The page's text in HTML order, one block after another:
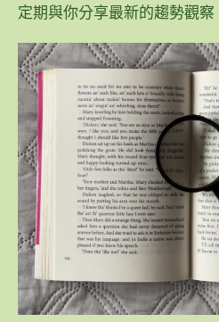
定期與你分享最新的趨勢觀察